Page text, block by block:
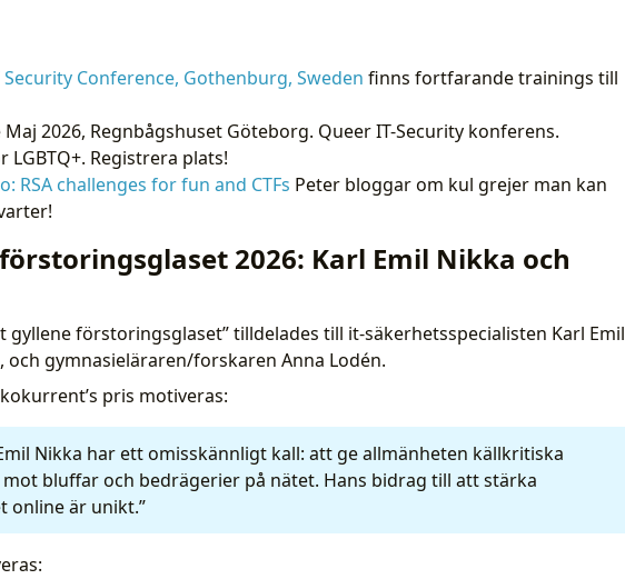
Security Conference, Gothenburg, Sweden finns fortfarande trainings till
2026, Regnbågshuset Göteborg. Queer IT-Security konferens.
LGBTQ+. Registrera plats!
RSA challenges for fun and CTFs Peter bloggar om kul grejer man kan
2026: Karl Emil Nikka och
gyllene förstoringsglaset” tilldelades till it-säkerhetsspecialisten Karl Emil
och gymnasieläraren/forskaren Anna Lodén.
pris motiveras:
Nikka har ett omisskännligt kall: att ge allmänheten källkritiska
bluffar och bedrägerier på nätet. Hans bidrag till att stärka
online är unikt.”